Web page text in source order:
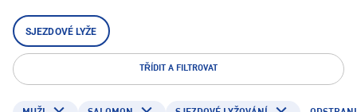
SJEZDOVÉ LYŽE
TŘÍDIT A FILTROVAT